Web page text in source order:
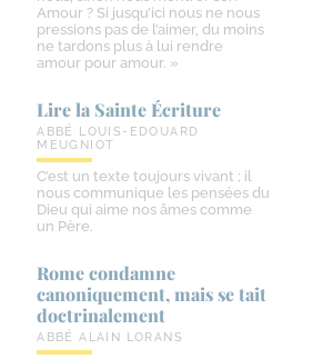
Amour ? Si jusqu’ici nous ne nous
pressions pas de l’aimer, du moins
ne tardons plus à lui rendre
amour pour amour. »
Lire la Sainte Écriture
ABBÉ LOUIS-EDOUARD
MEUGNIOT
C’est un texte toujours vivant ; il
nous communique les pensées du
Dieu qui aime nos âmes comme
un Père.
Rome condamne
canoniquement, mais se tait
doctrinalement
ABBÉ ALAIN LORANS